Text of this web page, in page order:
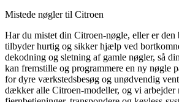
Mistede nøgler til Citroen
Har du mistet din Citroen-nøgle, eller er den
tilbyder hurtig og sikker hjælp ved
dekodning og sletning af gamle nøgler, så
kan fremstille og programmere en ny nøgle
for dyre værkstedsbesøg og unødvendig
dækker alle Citroen-modeller, og vi arbejder